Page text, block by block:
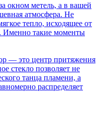
окном метель, а в вашей
атмосфера. Не
тепло, исходящее от
Именно такие моменты
— это центр притяжения
стекло позволяет не
танца пламени, а
распределяет